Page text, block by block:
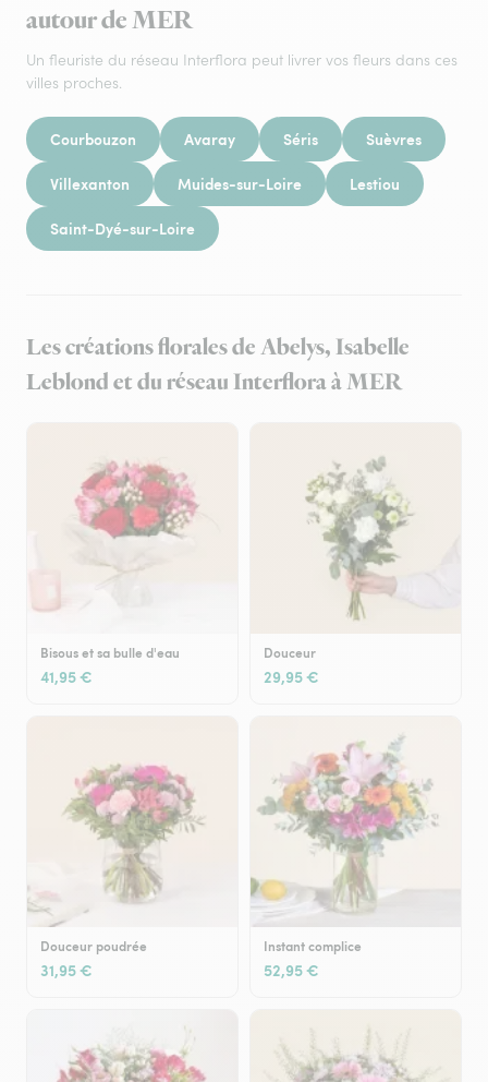
autour de MER
Un fleuriste du réseau Interflora peut livrer vos fleurs dans ces
villes proches.
Courbouzon Avaray Séris Suèvres
Villexanton Muides-sur-Loire Lestiou
Saint-Dyé-sur-Loire
Les créations florales de Abelys, Isabelle
Leblond et du réseau Interflora à MER
Bisous et sa bulle d'eau
41,95 €
Douceur
29,95 €
Douceur poudrée
31,95 €
Instant complice
52,95 €